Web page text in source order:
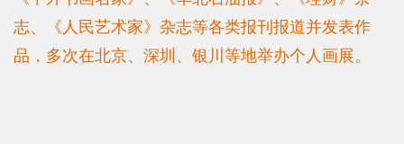
志、《人民艺术家》杂志等各类报刊报道并发表作
品，多次在北京、深圳、银川等地举办个人画展。